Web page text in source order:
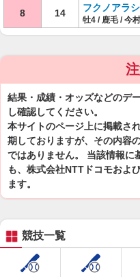
8 14 フクノアラシ
牡4 / 鹿毛 / 今
結果・成績・オッズなどのデ
し確認してください。
本サイトのページ上に掲載さ
期しておりますが、その内容
ではありません。 当該情報に
も、株式会社NTTドコモおよ
ます。
競技一覧